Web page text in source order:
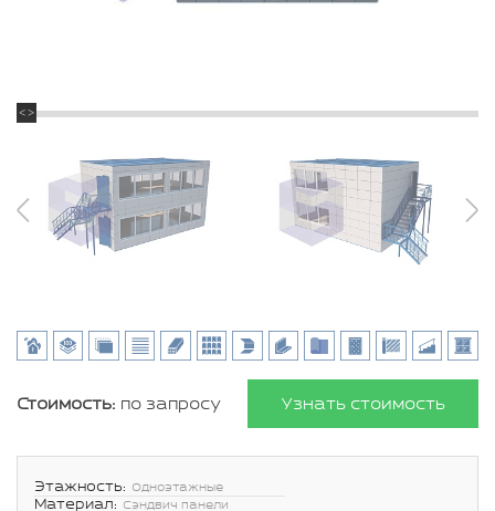
Стоимость: по запросу Узнать стоимость
Этажность: Одноэтажные
Материал: Сэндвич панели